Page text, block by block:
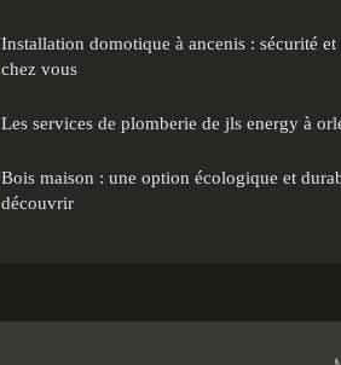
Installation domotique à ancenis : sécurité
chez vous
Les services de plomberie de jls energy à
Bois maison : une option écologique et
découvrir